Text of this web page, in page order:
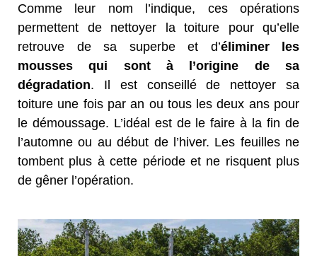
Comme leur nom l’indique, ces opérations
permettent de nettoyer la toiture pour qu’elle
retrouve de sa superbe et d’éliminer les
mousses qui sont à l’origine de sa
dégradation. Il est conseillé de nettoyer sa
toiture une fois par an ou tous les deux ans pour
le démoussage. L’idéal est de le faire à la fin de
l’automne ou au début de l’hiver. Les feuilles ne
tombent plus à cette période et ne risquent plus
de gêner l’opération.